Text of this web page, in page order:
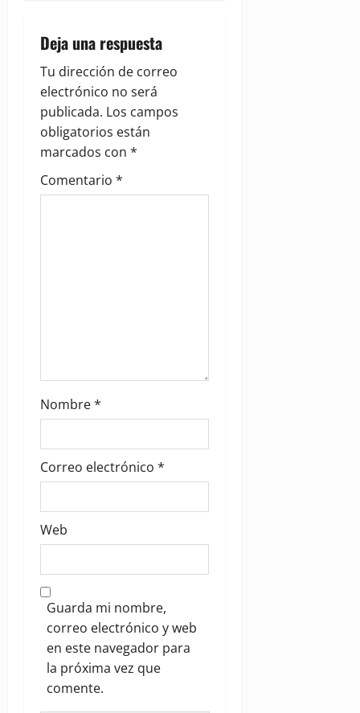
v
i
g
a
t
Deja una respuesta
Tu dirección de correo
electrónico no será
publicada. Los campos
obligatorios están
marcados con *
Comentario *
Nombre*
Correo electrónico *
Web
Guarda mi nombre,
correo electrónico y web
en este navegador para
la próxima vez que
comente.